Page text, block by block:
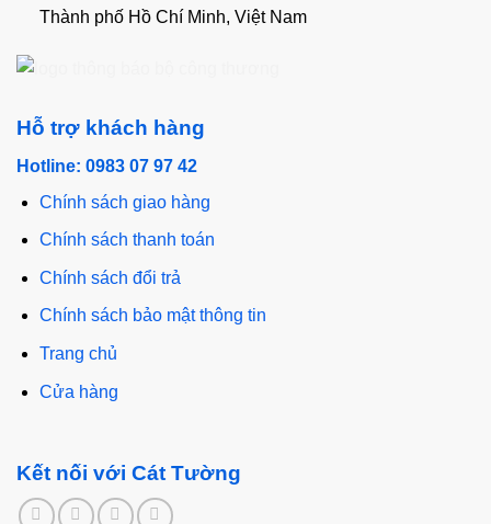
Thành phố Hồ Chí Minh, Việt Nam
Hỗ trợ khách hàng
Hotline: 0983 07 97 42
Chính sách giao hàng
Chính sách thanh toán
Chính sách đổi trả
Chính sách bảo mật thông tin
Trang chủ
Cửa hàng
Kết nối với Cát Tường